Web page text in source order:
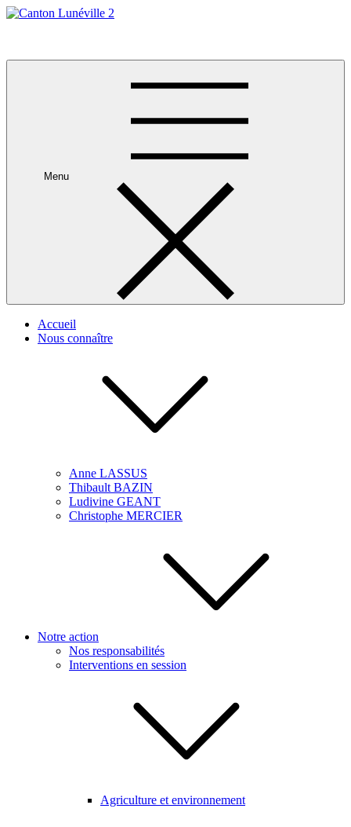
Skip
Menu
Accueil
Nous connaître
Anne LASSUS
Thibault BAZIN
Ludivine GEANT
Christophe MERCIER
Notre action
Nos responsabilités
Interventions en session
Agriculture et environnement